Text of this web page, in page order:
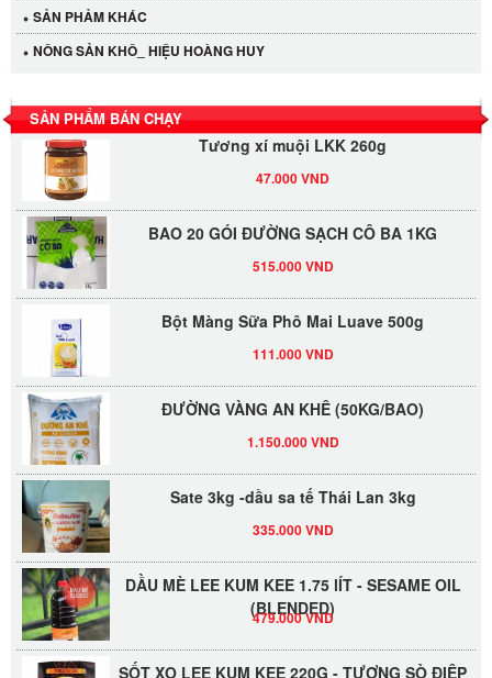
SẢN PHẢM KHÁC
NÔNG SẢN KHÔ_ HIỆU HOÀNG HUY
SẢN PHẨM BÁN CHẠY
LỐC 12 HỦ Tương xí muội LKK 260g
Tương xí muội LKK 260g
BAO 20 GÓI ĐƯỜNG SẠCH CÔ BA 1KG
Bột Màng Sữa Phô Mai Luave 500g
ĐƯỜNG VÀNG AN KHÊ (50KG/BAO)
Sate 3kg -dầu sa tế Thái Lan 3kg
DẦU MÈ LEE KUM KEE 1.75 lÍT - SESAME OIL
(BLENDED)
479.000 VND
SỐT XO LEE KUM KEE 220G - TƯƠNG SÒ ĐIỆP